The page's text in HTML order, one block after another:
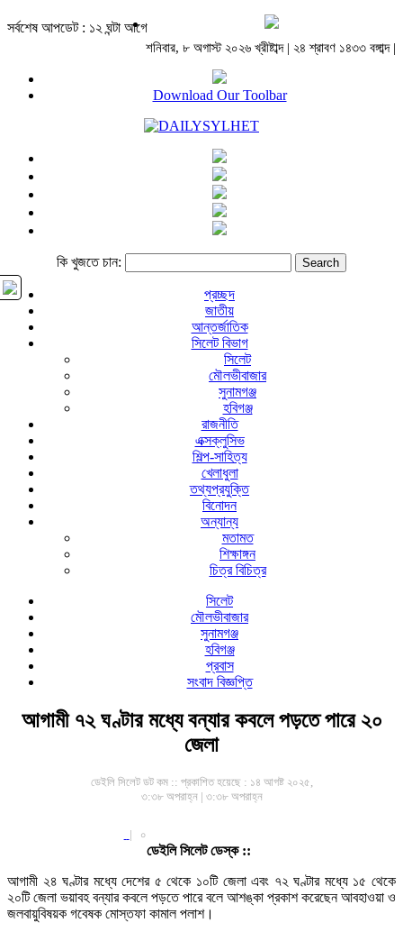
সর্বশেষ আপডেট : ১২ ঘন্টা আগে
শনিবার, ৮ অগাস্ট ২০২৬ খ্রীষ্টাব্দ | ২৪ শ্রাবণ ১৪৩৩ বঙ্গাব্দ |
Download Our Toolbar
কি খুজতে চান:
প্রচ্ছদ
জাতীয়
আন্তর্জাতিক
সিলেট বিভাগ
সিলেট
মৌলভীবাজার
সুনামগঞ্জ
হবিগঞ্জ
রাজনীতি
এক্সক্লুসিভ
শিল্প-সাহিত্য
খেলাধুলা
তথ্যপ্রযুক্তি
বিনোদন
অন্যান্য
মতামত
শিক্ষাঙ্গন
চিত্র বিচিত্র
সিলেট
মৌলভীবাজার
সুনামগঞ্জ
হবিগঞ্জ
প্রবাস
সংবাদ বিজ্ঞপ্তি
আগামী ৭২ ঘণ্টার মধ্যে বন্যার কবলে পড়তে পারে ২০
জেলা
ডেইলি সিলেট ডট কম :: প্রকাশিত হয়েছে : ১৪ আগষ্ট ২০২৫,
৩:৩৮ অপরাহ্ন | ৩:৩৮ অপরাহ্ন
| ০
ডেইলি সিলেট ডেস্ক ::
আগামী ২৪ ঘণ্টার মধ্যে দেশের ৫ থেকে ১০টি জেলা এবং ৭২ ঘণ্টার মধ্যে ১৫ থেকে
২০টি জেলা ভয়াবহ বন্যার কবলে পড়তে পারে বলে আশঙ্কা প্রকাশ করেছেন আবহাওয়া ও
জলবায়ুবিষয়ক গবেষক মোস্তফা কামাল পলাশ।